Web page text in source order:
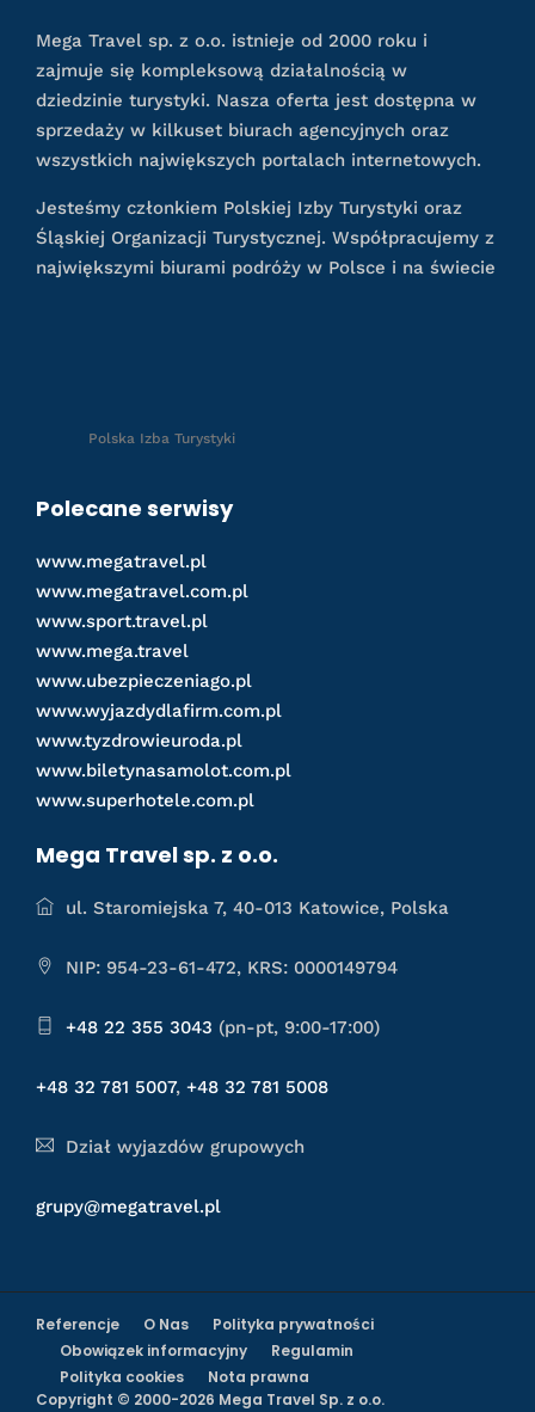
Mega Travel sp. z o.o. istnieje od 2000 roku i
zajmuje się kompleksową działalnością w
dziedzinie turystyki. Nasza oferta jest dostępna w
sprzedaży w kilkuset biurach agencyjnych oraz
wszystkich największych portalach internetowych.
Jesteśmy członkiem Polskiej Izby Turystyki oraz
Śląskiej Organizacji Turystycznej. Współpracujemy z
największymi biurami podróży w Polsce i na świecie
Polska Izba Turystyki
Polecane serwisy
www.megatravel.pl
www.megatravel.com.pl
www.sport.travel.pl
www.mega.travel
www.ubezpieczeniago.pl
www.wyjazdydlafirm.com.pl
www.tyzdrowieuroda.pl
www.biletynasamolot.com.pl
www.superhotele.com.pl
Mega Travel sp. z o.o.
ul. Staromiejska 7, 40-013 Katowice, Polska
NIP: 954-23-61-472, KRS: 0000149794
+48 22 355 3043 (pn-pt, 9:00-17:00)
+48 32 781 5007, +48 32 781 5008
Dział wyjazdów grupowych
grupy@megatravel.pl
Referencje O Nas
Polityka prywatności
Obowiązek informacyjny
Regulamin
Polityka cookies
Nota prawna
Copyright © 2000-2026 Mega Travel Sp. z o.o.